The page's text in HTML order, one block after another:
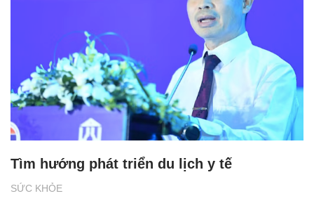
SỨC KHỎE
Tìm hướng phát triển du lịch y tế